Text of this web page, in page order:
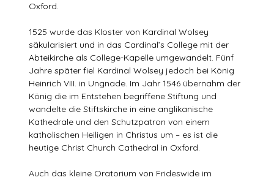
Oxford.
1525 wurde das Kloster von Kardinal Wolsey
säkularisiert und in das Cardinal’s College mit der
Abteikirche als College-Kapelle umgewandelt. Fünf
Jahre später fiel Kardinal Wolsey jedoch bei König
Heinrich VIII. in Ungnade. Im Jahr 1546 übernahm der
König die im Entstehen begriffene Stiftung und
wandelte die Stiftskirche in eine anglikanische
Kathedrale und den Schutzpatron von einem
katholischen Heiligen in Christus um – es ist die
heutige Christ Church Cathedral in Oxford.
Auch das kleine Oratorium von Frideswide im